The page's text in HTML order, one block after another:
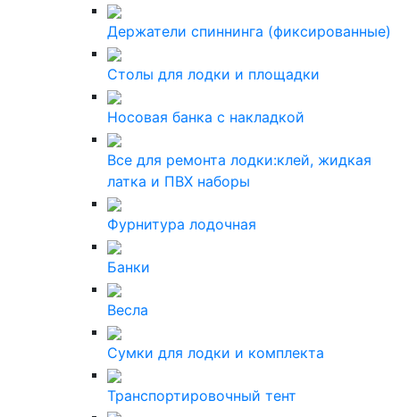
Держатели спиннинга (фиксированные)
Столы для лодки и площадки
Носовая банка с накладкой
Все для ремонта лодки:клей, жидкая
латка и ПВХ наборы
Фурнитура лодочная
Банки
Весла
Сумки для лодки и комплекта
Транспортировочный тент